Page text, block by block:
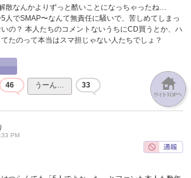
散なんかよりずっと酷いことになっちゃったね…
人でSMAP〜なんて無責任に騒いで、苦しめてしまっ
の？ 本人たちのコメントないうちにCD買うとか、ハ
たのって本当はスマ担じゃない人たちでしょ？
46 うーん… 33
PM